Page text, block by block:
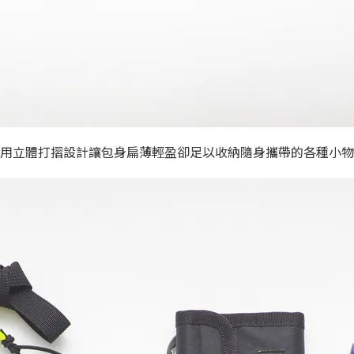
立體打摺設計讓包身扁薄輕盈卻足以收納隨身攜帶的各種小